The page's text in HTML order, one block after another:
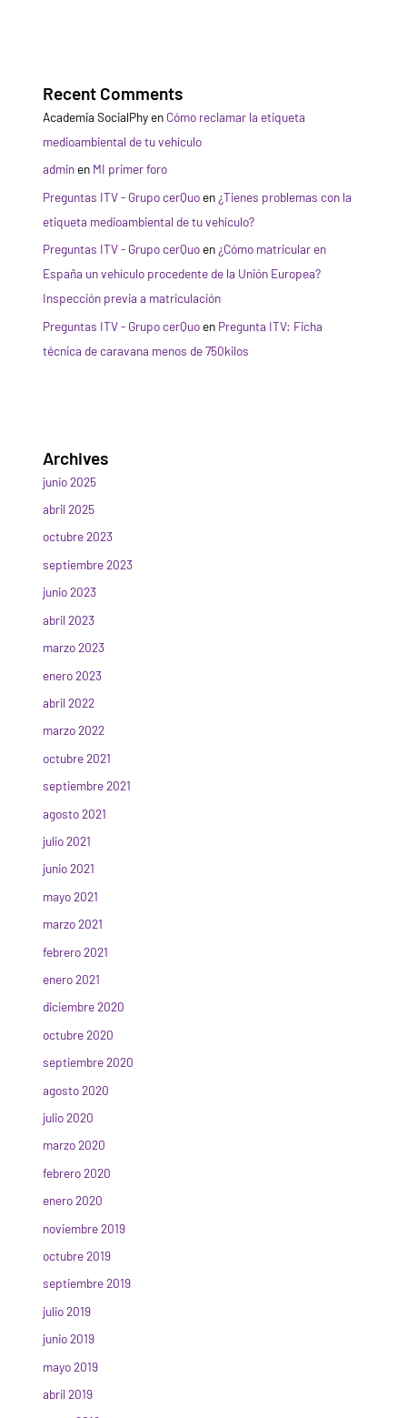
Recent Comments
Academia SocialPhyen Cómo reclamar la etiqueta
medioambiental de tu vehículo
adminen MI primer foro
Preguntas ITV - Grupo cerQuoen ¿Tienes problemas con la
etiqueta medioambiental de tu vehículo?
Preguntas ITV - Grupo cerQuoen ¿Cómo matricular en
España un vehículo procedente de la Unión Europea?
Inspección previa a matriculación
Preguntas ITV - Grupo cerQuoen Pregunta ITV: Ficha
técnica de caravana menos de 750kilos
Archives
junio 2025
abril 2025
octubre 2023
septiembre 2023
junio 2023
abril 2023
marzo 2023
enero 2023
abril 2022
marzo 2022
octubre 2021
septiembre 2021
agosto 2021
julio 2021
junio 2021
mayo 2021
marzo 2021
febrero 2021
enero 2021
diciembre 2020
octubre 2020
septiembre 2020
agosto 2020
julio 2020
marzo 2020
febrero 2020
enero 2020
noviembre 2019
octubre 2019
septiembre 2019
julio 2019
junio 2019
mayo 2019
abril 2019